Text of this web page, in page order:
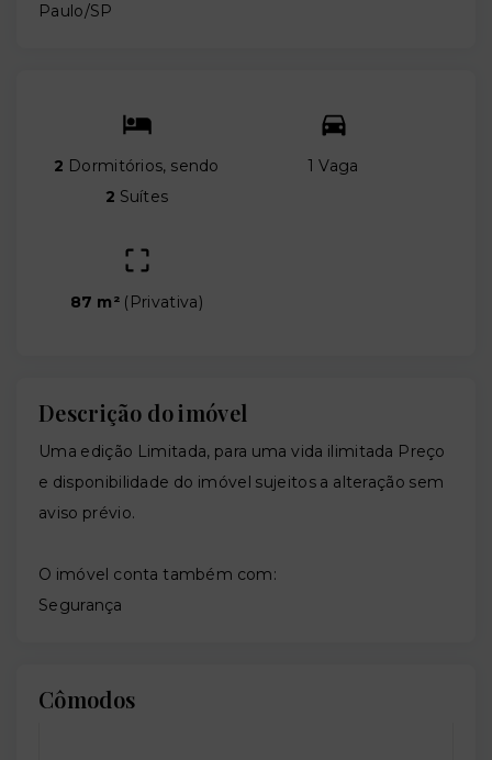
Paulo/SP
2 Dormitórios, sendo
2 Suítes
1 Vaga
87 m² ( Privativa)
Descrição do imóvel
Uma edição Limitada, para uma vida ilimitada Preço
e disponibilidade do imóvel sujeitos a alteração sem
aviso prévio.
O imóvel conta também com:
Segurança
Cômodos